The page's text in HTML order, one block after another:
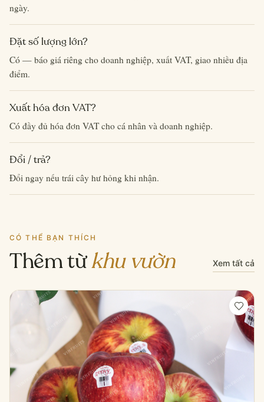
ngày.
Đặt số lượng lớn?
Có — báo giá riêng cho doanh nghiệp, xuất VAT, giao nhiều địa
điểm.
Xuất hóa đơn VAT?
Có đầy đủ hóa đơn VAT cho cá nhân và doanh nghiệp.
Đổi / trả?
Đổi ngay nếu trái cây hư hỏng khi nhận.
CÓ THỂ BẠN THÍCH
Thêm từkhu vườn Xem tất cả